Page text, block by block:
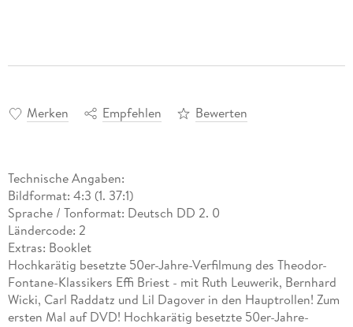
Merken Empfehlen Bewerten
Technische Angaben:
Bildformat: 4:3 (1. 37:1)
Sprache / Tonformat: Deutsch DD 2. 0
Ländercode: 2
Extras: Booklet
Hochkarätig besetzte 50er-Jahre-Verfilmung des Theodor-
Fontane-Klassikers Effi Briest - mit Ruth Leuwerik, Bernhard
Wicki, Carl Raddatz und Lil Dagover in den Hauptrollen! Zum
ersten Mal auf DVD! Hochkarätig besetzte 50er-Jahre-